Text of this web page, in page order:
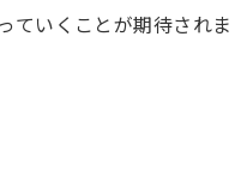
ていくことが期待されま